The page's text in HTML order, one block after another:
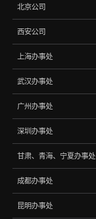
浙江，中国
电话:
北京公司
北京，中国
电话:010-68060048
西安公司
西安，中国
上海办事处
上海，中国
武汉办事处
武汉，中国
广州办事处
广州，中国
深圳办事处
深圳，中国
甘肃、青海、宁夏办事处
甘肃，中国
成都办事处
成都，中国
昆明办事处